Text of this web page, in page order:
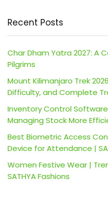
Recent Posts
Char Dham Yatra 2027: A
Pilgrims
Mount Kilimanjaro Trek
Difficulty, and Complete
Inventory Control
Managing Stock More
Best Biometric Access
Device for Attendance |
Women Festive Wear |
SATHYA Fashions